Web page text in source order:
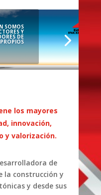
SOMOS
Y
DE
los mayores
innovación,
y valorización.
de
la construcción y
y desde sus